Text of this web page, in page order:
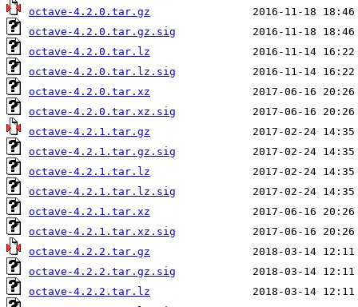
octave-4.2.0.tar.gz
octave-4.2.0.tar.gz.sig
octave-4.2.0.tar.lz
octave-4.2.0.tar.lz.sig
octave-4.2.0.tar.xz
octave-4.2.0.tar.xz.sig
octave-4.2.1.tar.gz
octave-4.2.1.tar.gz.sig
octave-4.2.1.tar.lz
octave-4.2.1.tar.lz.sig
octave-4.2.1.tar.xz
octave-4.2.1.tar.xz.sig
octave-4.2.2.tar.gz
octave-4.2.2.tar.gz.sig
octave-4.2.2.tar.lz